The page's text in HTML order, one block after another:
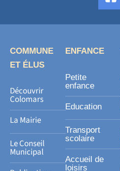
c
e
s
r
COMMUNE
ET ÉLUS
Découvrir
Colomars
La Mairie
Le Conseil
Municipal
ENFANCE
Petite
enfance
Education
Transport
scolaire
Accueil de
loisirs